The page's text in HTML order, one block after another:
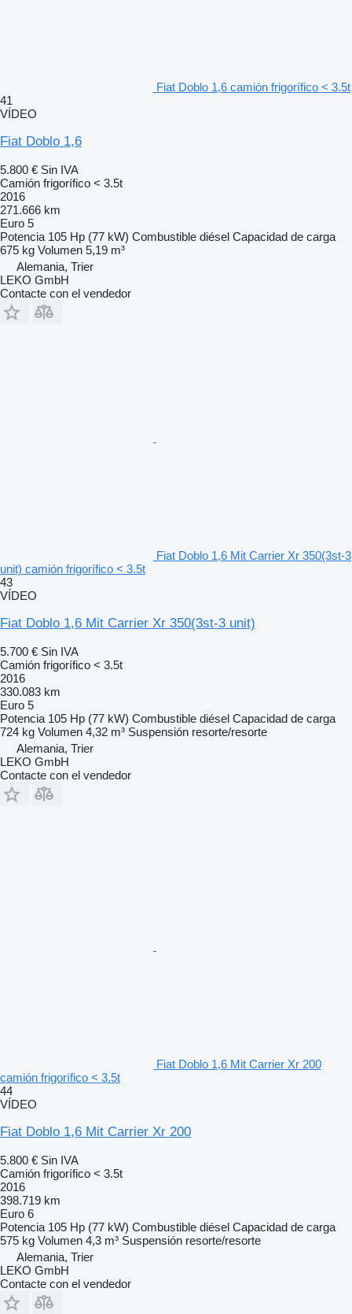
Fiat Doblo 1,6 camión frigorífico < 3.5t
41
VÍDEO
Fiat Doblo 1,6
5.800 € Sin IVA
Camión frigorífico < 3.5t
2016
271.666 km
Euro 5
Potencia 105 Hp (77 kW) Combustible diésel Capacidad de carga
675 kg Volumen 5,19 m³
Alemania, Trier
LEKO GmbH
Contacte con el vendedor
Fiat Doblo 1,6 Mit Carrier Xr 350(3st-3
unit) camión frigorífico < 3.5t
43
VÍDEO
Fiat Doblo 1,6 Mit Carrier Xr 350(3st-3 unit)
5.700 € Sin IVA
Camión frigorífico < 3.5t
2016
330.083 km
Euro 5
Potencia 105 Hp (77 kW) Combustible diésel Capacidad de carga
724 kg Volumen 4,32 m³ Suspensión resorte/resorte
Alemania, Trier
LEKO GmbH
Contacte con el vendedor
Fiat Doblo 1,6 Mit Carrier Xr 200
camión frigorífico < 3.5t
44
VÍDEO
Fiat Doblo 1,6 Mit Carrier Xr 200
5.800 € Sin IVA
Camión frigorífico < 3.5t
2016
398.719 km
Euro 6
Potencia 105 Hp (77 kW) Combustible diésel Capacidad de carga
575 kg Volumen 4,3 m³ Suspensión resorte/resorte
Alemania, Trier
LEKO GmbH
Contacte con el vendedor